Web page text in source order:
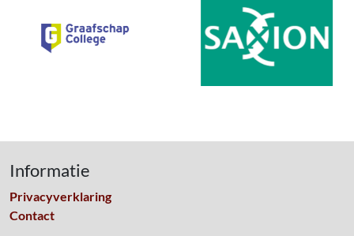
Informatie
Privacyverklaring
Contact